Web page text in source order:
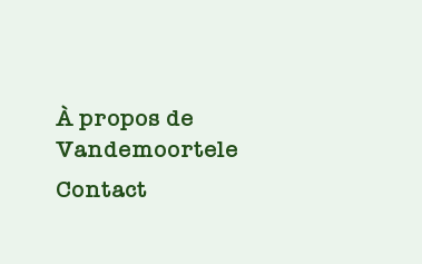
FOOTER
À propos de
Vandemoortele
Contact